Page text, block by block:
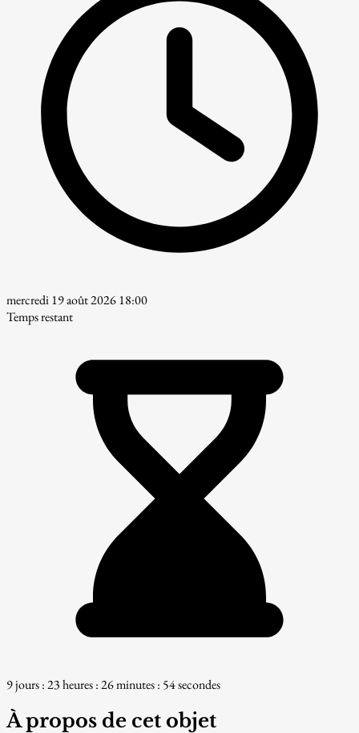
mercredi 19 août 2026 18:00
Temps restant
9 jours : 23 heures : 26 minutes : 52 secondes
À propos de cet objet